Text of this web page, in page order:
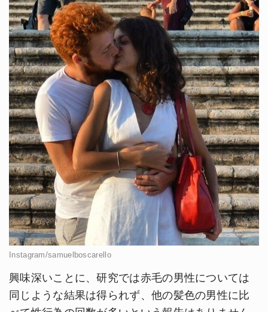
Instagram/samuelboscarello
興味深いことに、研究では赤毛の男性については
同じような結果は得られず、他の髪色の男性に比